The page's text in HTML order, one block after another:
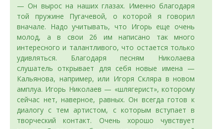
— Он вырос на наших глазах. Именно благодаря
той пружине Пугачевой, о которой я говорил
вначале. Надо учитывать, что Игорь еще очень
молод, а в свои 26 им написано так много
интересного и талантливого, что остается только
удивляться. Благодаря песням Николаева
слушатель открывает для себя новые имена —
Кальянова, например, или Игоря Скляра в новом
амплуа. Игорь Николаев — «шлягерист», которому
сейчас нет, наверное, равных. Он всегда готов к
диалогу с тем артистом, с которым вступает в
творческий контакт. Очень хорошо чувствует